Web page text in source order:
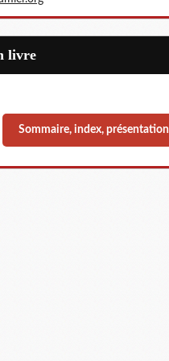
livre
Sommaire, index, présentation